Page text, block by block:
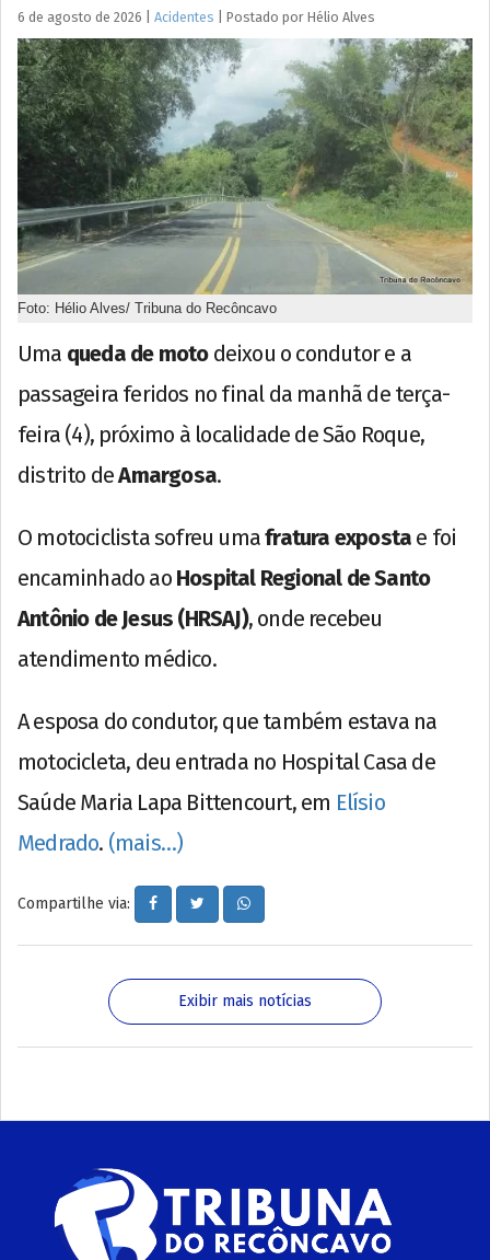
6 de agosto de 2026 Acidentes Postado por Hélio Alves
Foto: Hélio Alves/ Tribuna do Recôncavo
Uma queda de motodeixou o condutor e a
passageira feridos no final da manhã de terça-
feira (4), próximo à localidade de São Roque,
distrito deAmargosa.
O motociclista sofreu umafratura exposta e foi
encaminhado ao Hospital Regional de Santo
Antônio de Jesus (HRSAJ), onde recebeu
atendimento médico.
A esposa do condutor, que também estava na
motocicleta, deu entrada no Hospital Casa de
Saúde Maria Lapa Bittencourt, em Elísio
Medrado. (mais…)
Compartilhe via:
Exibir mais notícias